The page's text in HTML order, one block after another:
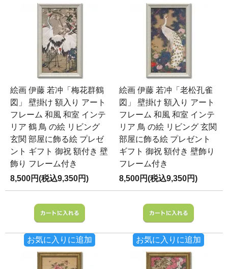
絵画 伊藤 若冲「梅花群鶴
図」 壁掛け 額入り アート
フレーム 和風 和室 インテ
リア 鶴 鳥 の絵 リビング
玄関 部屋に飾る絵 プレゼ
ント ギフト 御祝 額付き 壁
飾り フレーム付き
8,500円(税込9,350円)
お気に入りに追加
絵画 伊藤 若冲「老松孔雀
図」 壁掛け 額入り アート
フレーム 和風 和室 インテ
リア 鳥 の絵 リビング 玄関
部屋に飾る絵 プレゼント
ギフト 御祝 額付き 壁飾り
フレーム付き
8,500円(税込9,350円)
お気に入りに追加